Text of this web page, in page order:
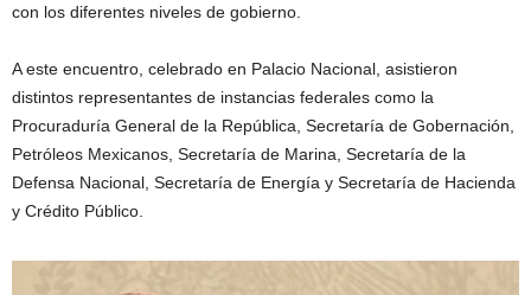
con los diferentes niveles de gobierno.
A este encuentro, celebrado en Palacio Nacional, asistieron
distintos representantes de instancias federales como la
Procuraduría General de la República, Secretaría de Gobernación,
Petróleos Mexicanos, Secretaría de Marina, Secretaría de la
Defensa Nacional, Secretaría de Energía y Secretaría de Hacienda
y Crédito Público.